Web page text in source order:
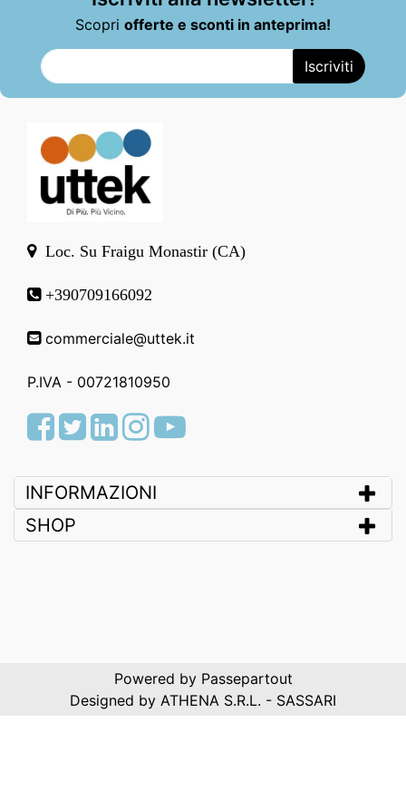
Scopri offerte e sconti in anteprima!
Loc. Su Fraigu Monastir (CA)
+390709166092
commerciale@uttek.it
P.IVA - 00721810950
Facebook
TwitterLinkedInInstagram
Youtube
INFORMAZIONI
SHOP
Powered by Passepartout
Designed by ATHENA S.R.L. - SASSARI